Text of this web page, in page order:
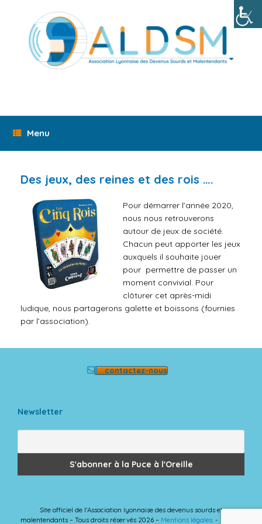
Menu
Des jeux, des reines et des rois ….
Pour démarrer l’année 2020,
nous nous retrouverons
autour de jeux de société.
Chacun peut apporter les jeux
auxquels il souhaite jouer
pour permettre de passer un
moment convivial. Pour
clôturer cet après-midi
ludique, nous partagerons galette et boissons (fournies
par l’association).
contactez-nous
Newsletter
Site officiel de l'Association lyonnaise des devenus sourds et
malentendants – Tous droits réservés 2026 – Mentions légales Theme